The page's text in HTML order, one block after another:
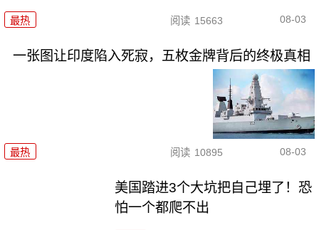
最热 阅读 15663 08-03
一张图让印度陷入死寂，五枚金牌背后的终极真相
最热 阅读 10895 08-03
美国踏进3个大坑把自己埋了！恐
怕一个都爬不出